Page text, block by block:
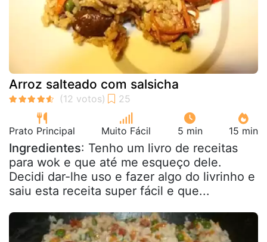
Arroz salteado com salsicha
Prato Principal Muito Fácil 5 min 15 min
Ingredientes: Tenho um livro de receitas
para wok e que até me esqueço dele.
Decidi dar-lhe uso e fazer algo do livrinho e
saiu esta receita super fácil e que...